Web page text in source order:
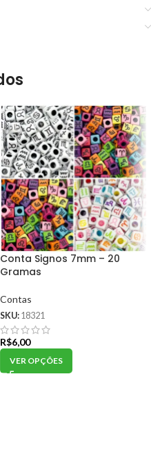
Conta Signos 7mm – 20
Gramas
Contas
SKU: 18321
R$6,00
VER OPÇÕES